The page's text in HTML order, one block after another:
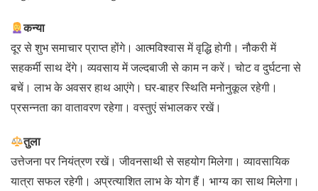
कन्या
दूर से शुभ समाचार प्राप्त होंगे। आत्मविश्वास में वृद्धि होगी। नौकरी में
सहकर्मी साथ देंगे। व्यवसाय में जल्दबाजी से काम न करें। चोट व दुर्घटना से
बचें। लाभ के अवसर हाथ आएंगे। घर-बाहर स्थिति मनोनुकूल रहेगी।
प्रसन्नता का वातावरण रहेगा। वस्तुएं संभालकर रखें।
तुला
उत्तेजना पर नियंत्रण रखें। जीवनसाथी से सहयोग मिलेगा। व्यावसायिक
यात्रा सफल रहेगी। अप्रत्याशित लाभ के योग हैं। भाग्य का साथ मिलेगा।